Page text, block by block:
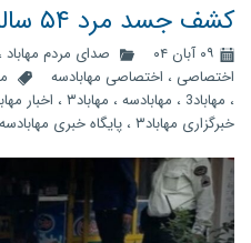
کشف جسد مرد ۵۴ ساله در مهاباد
۰۹ آبان ۰۴ صدای مردم مهاباد ،
اختصاصی ، اختصاصی مهابادسه
، مهاباد3 ، مهابادسه ، مهاباد۳ ، اخبار
خبرگزاری مهاباد۳
، پایگاه خبری مهابادسه